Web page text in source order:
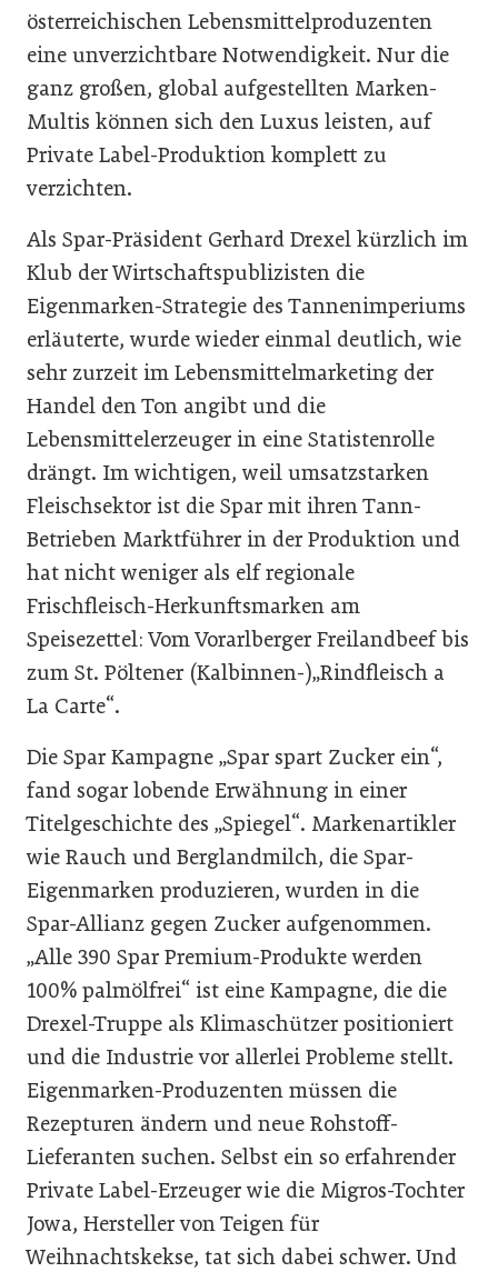
österreichischen Lebensmittelproduzenten
eine unverzichtbare Notwendigkeit. Nur die
ganz großen, global aufgestellten Marken-
Multis können sich den Luxus leisten, auf
Private Label-Produktion komplett zu
verzichten.
Als Spar-Präsident Gerhard Drexel kürzlich im
Klub der Wirtschaftspublizisten die
Eigenmarken-Strategie des Tannenimperiums
erläuterte, wurde wieder einmal deutlich, wie
sehr zurzeit im Lebensmittelmarketing der
Handel den Ton angibt und die
Lebensmittelerzeuger in eine Statistenrolle
drängt. Im wichtigen, weil umsatzstarken
Fleischsektor ist die Spar mit ihren Tann-
Betrieben Marktführer in der Produktion und
hat nicht weniger als elf regionale
Frischfleisch-Herkunftsmarken am
Speisezettel: Vom Vorarlberger Freilandbeef bis
zum St. Pöltener (Kalbinnen-)„Rindfleisch a
La Carte“.
Die Spar Kampagne „Spar spart Zucker ein“,
fand sogar lobende Erwähnung in einer
Titelgeschichte des „Spiegel“. Markenartikler
wie Rauch und Berglandmilch, die Spar-
Eigenmarken produzieren, wurden in die
Spar-Allianz gegen Zucker aufgenommen.
„Alle 390 Spar Premium-Produkte werden
100% palmölfrei“ ist eine Kampagne, die die
Drexel-Truppe als Klimaschützer positioniert
und die Industrie vor allerlei Probleme stellt.
Eigenmarken-Produzenten müssen die
Rezepturen ändern und neue Rohstoff-
Lieferanten suchen. Selbst ein so erfahrender
Private Label-Erzeuger wie die Migros-Tochter
Jowa, Hersteller von Teigen für
Weihnachtskekse, tat sich dabei schwer. Und